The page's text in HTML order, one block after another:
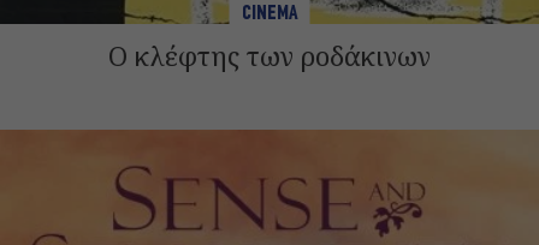
CINEMA
Ο κλέφτης των ροδάκινων